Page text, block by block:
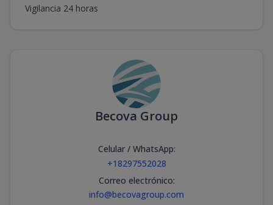
Vigilancia 24 horas
Becova Group
Celular / WhatsApp:
+18297552028
Correo electrónico:
info@becovagroup.com